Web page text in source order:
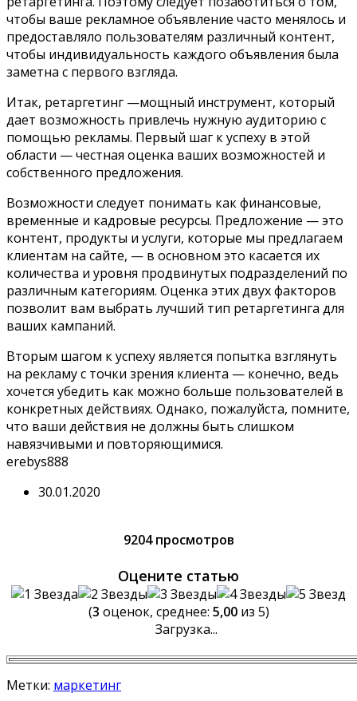
чтобы ваше рекламное объявление часто менялось и
предоставляло пользователям различный контент,
чтобы индивидуальность каждого объявления была
заметна с первого взгляда.
Итак, ретаргетинг —мощный инструмент, который
дает возможность привлечь нужную аудиторию с
помощью рекламы. Первый шаг к успеху в этой
области — честная оценка ваших возможностей и
собственного предложения.
Возможности следует понимать как финансовые,
временные и кадровые ресурсы. Предложение — это
контент, продукты и услуги, которые мы предлагаем
клиентам на сайте, — в основном это касается их
количества и уровня продвинутых подразделений по
различным категориям. Оценка этих двух факторов
позволит вам выбрать лучший тип ретаргетинга для
ваших кампаний.
Вторым шагом к успеху является попытка взглянуть
на рекламу с точки зрения клиента — конечно, ведь
хочется убедить как можно больше пользователей в
конкретных действиях. Однако, пожалуйста, помните,
что ваши действия не должны быть слишком
навязчивыми и повторяющимися.
erebys888
30.01.2020
9204 просмотров
Оцените статью
(3 оценок, среднее: 5,00из 5)
Загрузка...
Метки: маркетинг